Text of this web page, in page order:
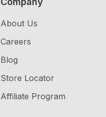
About Us
Careers
Blog
Store Locator
Affiliate Program